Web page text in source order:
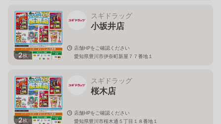
2枚
スギドラッグ
小坂井店
店舗HPをご確認ください
愛知県豊川市伊奈町新屋７７番地１
2枚
スギドラッグ
桜木店
店舗HPをご確認ください
愛知県豊川市桜木通５丁目１８番地１